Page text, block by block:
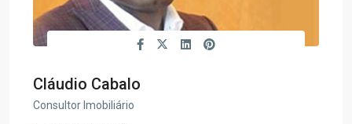
Cláudio Cabalo
Consultor Imobiliário